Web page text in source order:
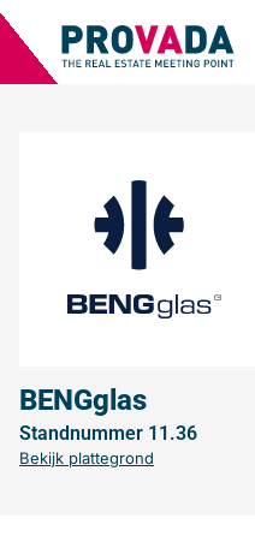
BENGglas
Standnummer 11.36
Bekijk plattegrond